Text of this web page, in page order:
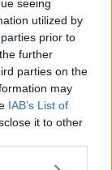
seeing
utilized by
prior to
further
parties on the
may
IAB’s List of
it to other